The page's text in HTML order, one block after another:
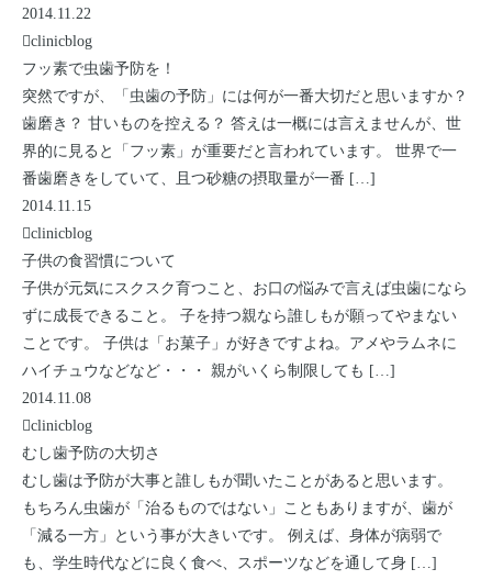
2014.11.22
clinicblog
フッ素で虫歯予防を！
突然ですが、「虫歯の予防」には何が一番大切だと思いますか？
歯磨き？ 甘いものを控える？ 答えは一概には言えませんが、世
界的に見ると「フッ素」が重要だと言われています。 世界で一
番歯磨きをしていて、且つ砂糖の摂取量が一番 […]
2014.11.15
clinicblog
子供の食習慣について
子供が元気にスクスク育つこと、お口の悩みで言えば虫歯になら
ずに成長できること。 子を持つ親なら誰しもが願ってやまない
ことです。 子供は「お菓子」が好きですよね。アメやラムネに
ハイチュウなどなど・・・ 親がいくら制限しても […]
2014.11.08
clinicblog
むし歯予防の大切さ
むし歯は予防が大事と誰しもが聞いたことがあると思います。
もちろん虫歯が「治るものではない」こともありますが、歯が
「減る一方」という事が大きいです。 例えば、身体が病弱で
も、学生時代などに良く食べ、スポーツなどを通して身 […]